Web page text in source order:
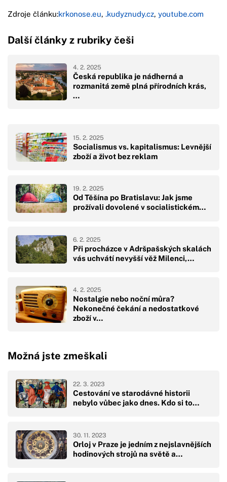
Zdroje článku:krkonose.eu, .kudyznudy.cz, youtube.com
Další články z rubriky češi
Česká republika je nádherná a
rozmanitá země plná přírodních krás,
…
4. 2. 2025
Socialismus vs. kapitalismus: Levnější
zboží a život bez reklam
15. 2. 2025
Od Těšína po Bratislavu: Jak jsme
prožívali dovolené v socialistickém…
19. 2. 2025
Při procházce v Adršpašských skalách
vás uchvátí nevyšší věž Milenci,…
6. 2. 2025
Nostalgie nebo noční můra?
Nekonečné čekání a nedostatkové
zboží v…
4. 2. 2025
Možná jste zmeškali
Cestování ve starodávné historii
nebylo vůbec jako dnes. Kdo si to…
22. 3. 2023
Orloj v Praze je jedním z nejslavnějších
hodinových strojů na světě a…
30. 11. 2023